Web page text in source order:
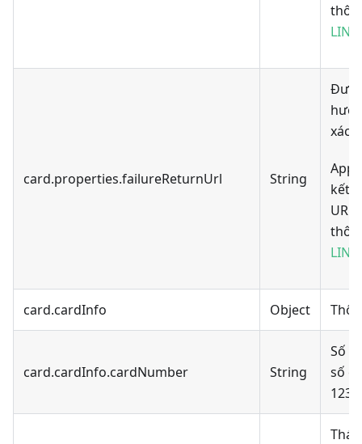
LINK
card.properties.failureReturnUrl String
xác
kết
URL
LINK
card.cardInfo Object
card.cardInfo.cardNumber String
Số
số